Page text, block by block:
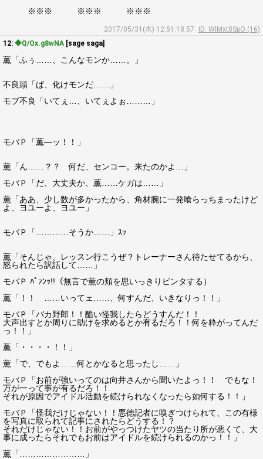
※※※ ※※※ ※※※
2017/05/31(水) 12:51:18.57
ID: WlMxt8SpO (16)
12: ◆Q/Ox.g8wNA [sage saga]
薫「ふぅ……、こんなモンか……。」
不良頭「ば、化けモンだ……」
モブ不良「いてぇ…、いてぇよぉ………」
モバＰ「薫―ッ！！」
薫「ん……？？ 何だ、センコー。来たのかよ…」
モバＰ「だ、大丈夫か、薫……ケガは……」
薫「ああ、少し数が多かったから、角材腕に一発喰らっちまったけど
よ、ヨユーよ、ヨユー」
モバＰ「…………そうか……」ｽｯ
薫「そんじゃ、レッスン行こうぜ？トレーナーさん待たせてるから、
怒られたら訳話して……」
モバＰ ﾊﾟｧﾝｯ!!（無言で薫の頬を思いっきりビンタする）
薫「！！ ……いってェ……、何すんだ、いきなりっ！！」
モバＰ「バカ野郎！！酷い怪我したらどうすんだ！！
大声出すとか周りに助けを求めるとか有るだろ！！何を粋がってんだ
っ！！」
薫「・・・・！！」
薫「で、でもよ……何とかなると思ったし……」
モバＰ「お前が強いってのは向井さんから聞いたよっ！！ でもな！
万が一って事が有るだろ！！
それが原因でアイドル活動を続けられなくなったら如何する！！」
モバＰ「怪我だけじゃない！！悪徳記者に嗅ぎつけられて、この有様
を写真に取られて記事にされたらどうする！？
それだけじゃない！！お前がやっつけたヤツの当たり所が悪くて、大
事に成ったらそれでもお前はアイドルを続けられるのかっ！！」
薫「……………………」